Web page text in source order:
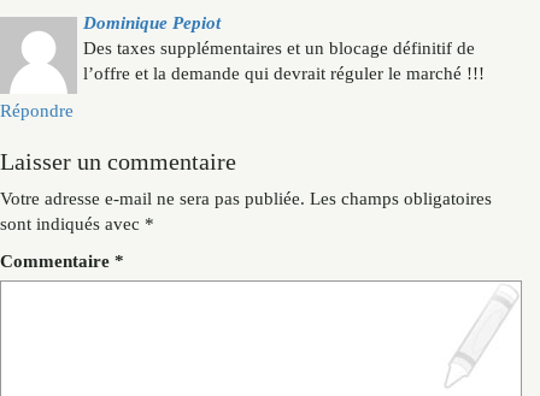
Dominique Pepiot
Des taxes supplémentaires et un blocage définitif de
l’offre et la demande qui devrait réguler le marché !!!
Répondre
Laisser un commentaire
Votre adresse e-mail ne sera pas publiée. Les champs obligatoires
sont indiqués avec *
Commentaire *